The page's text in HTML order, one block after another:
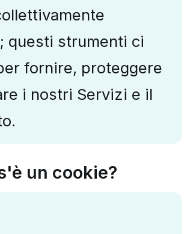
questi strumenti ci
fornire, proteggere
i nostri Servizi e il
un cookie?